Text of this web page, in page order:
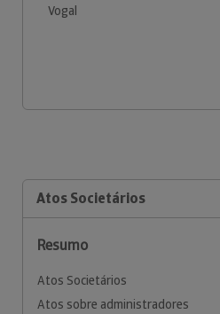
Vogal
Atos Societários
Resumo
Atos Societários
Atos sobre administradores